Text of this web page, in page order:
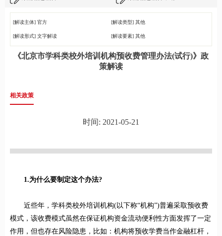
[解读主体] 官方 [解读类型] 其他
[解读形式] 文字解读 [解读要素] 其他
《北京市学科类校外培训机构预收费管理办法(试行)》政
策解读
相关政策
时间: 2021-05-21
1.为什么要制定这个办法?
近些年，学科类校外培训机构(以下称“机构”)普遍采取预收费
模式，该收费模式虽然在保证机构资金流动便利性方面发挥了一定
作用，但也存在风险隐患，比如：机构将预收学费当作金融杠杆，